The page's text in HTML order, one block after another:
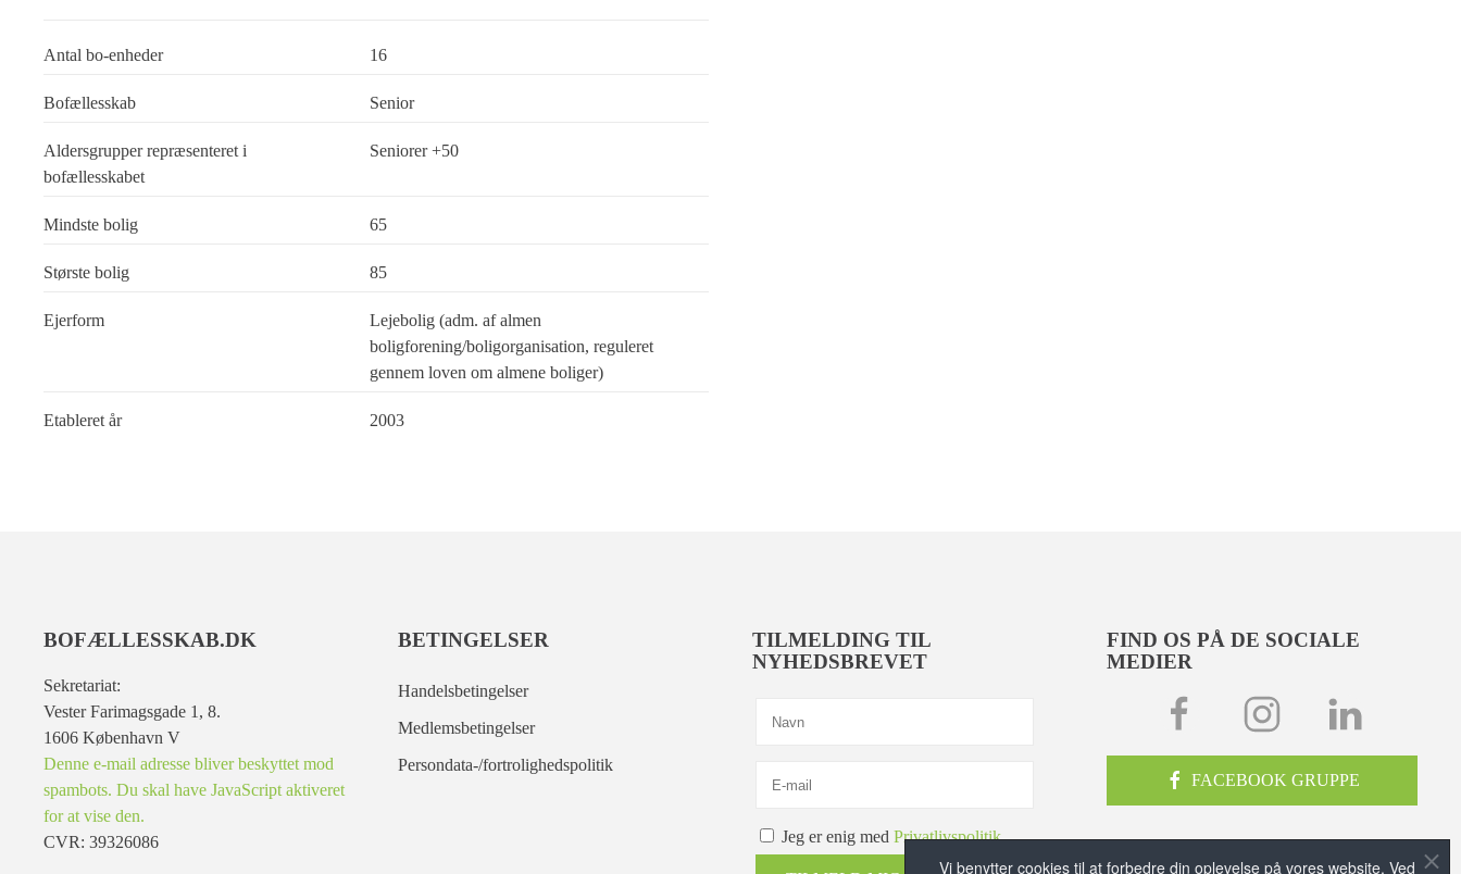
Vi benytter cookies til at forbedre din oplevelse på vores website. Ved
Antal bo-enheder 16
Bofællesskab Senior
Aldersgrupper repræsenteret i
bofællesskabet
Seniorer +50
Mindste bolig 65
Største bolig 85
Ejerform
Lejebolig (adm. af almen
boligforening/boligorganisation, reguleret
gennem loven om almene boliger)
Etableret år 2003
BOFÆLLESSKAB.DK
Sekretariat:
Vester Farimagsgade 1, 8.
1606 København V
Denne e-mail adresse bliver beskyttet mod
spambots. Du skal have JavaScript aktiveret
for at vise den.
CVR: 39326086
BETINGELSER
Handelsbetingelser
Medlemsbetingelser
Persondata-/fortrolighedspolitik
TILMELDING TIL
NYHEDSBREVET
Jeg er enig med Privatlivspolitik
FIND OS PÅ DE SOCIALE
MEDIER
FACEBOOK GRUPPE